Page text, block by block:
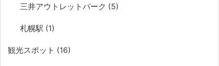
三井アウトレットパーク (5)
札幌駅 (1)
観光スポット (16)